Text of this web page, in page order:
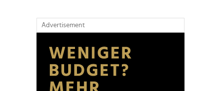
Advertisement